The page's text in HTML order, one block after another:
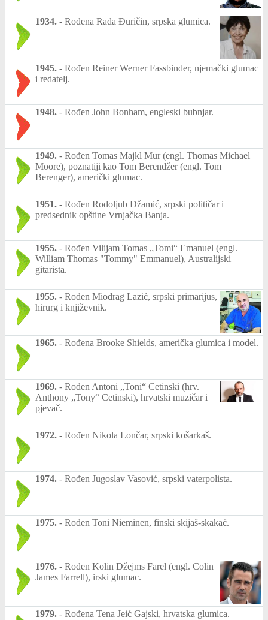
1934. - Rođena Rada Đuričin, srpska glumica.
1945. - Rođen Reiner Werner Fassbinder, njemački glumac
i redatelj.
1948. - Rođen John Bonham, engleski bubnjar.
1949. - Rođen Tomas Majkl Mur (engl. Thomas Michael
Moore), poznatiji kao Tom Berendžer (engl. Tom
Berenger), američki glumac.
1951. - Rođen Rodoljub Džamić, srpski političar i
predsednik opštine Vrnjačka Banja.
1955. - Rođen Vilijam Tomas „Tomi“ Emanuel (engl.
William Thomas "Tommy" Emmanuel), Australijski
gitarista.
1955. - Rođen Miodrag Lazić, srpski primarijus,
hirurg i književnik.
1965. - Rođena Brooke Shields, američka glumica i model.
1969. - Rođen Antoni „Toni“ Cetinski (hrv.
Anthony „Tony“ Cetinski), hrvatski muzičar i
pjevač.
1972. - Rođen Nikola Lončar, srpski košarkaš.
1974. - Rođen Jugoslav Vasović, srpski vaterpolista.
1975. - Rođen Toni Nieminen, finski skijaš-skakač.
1976. - Rođen Kolin Džejms Farel (engl. Colin
James Farrell), irski glumac.
1979. - Rođena Tena Jeić Gajski, hrvatska glumica.